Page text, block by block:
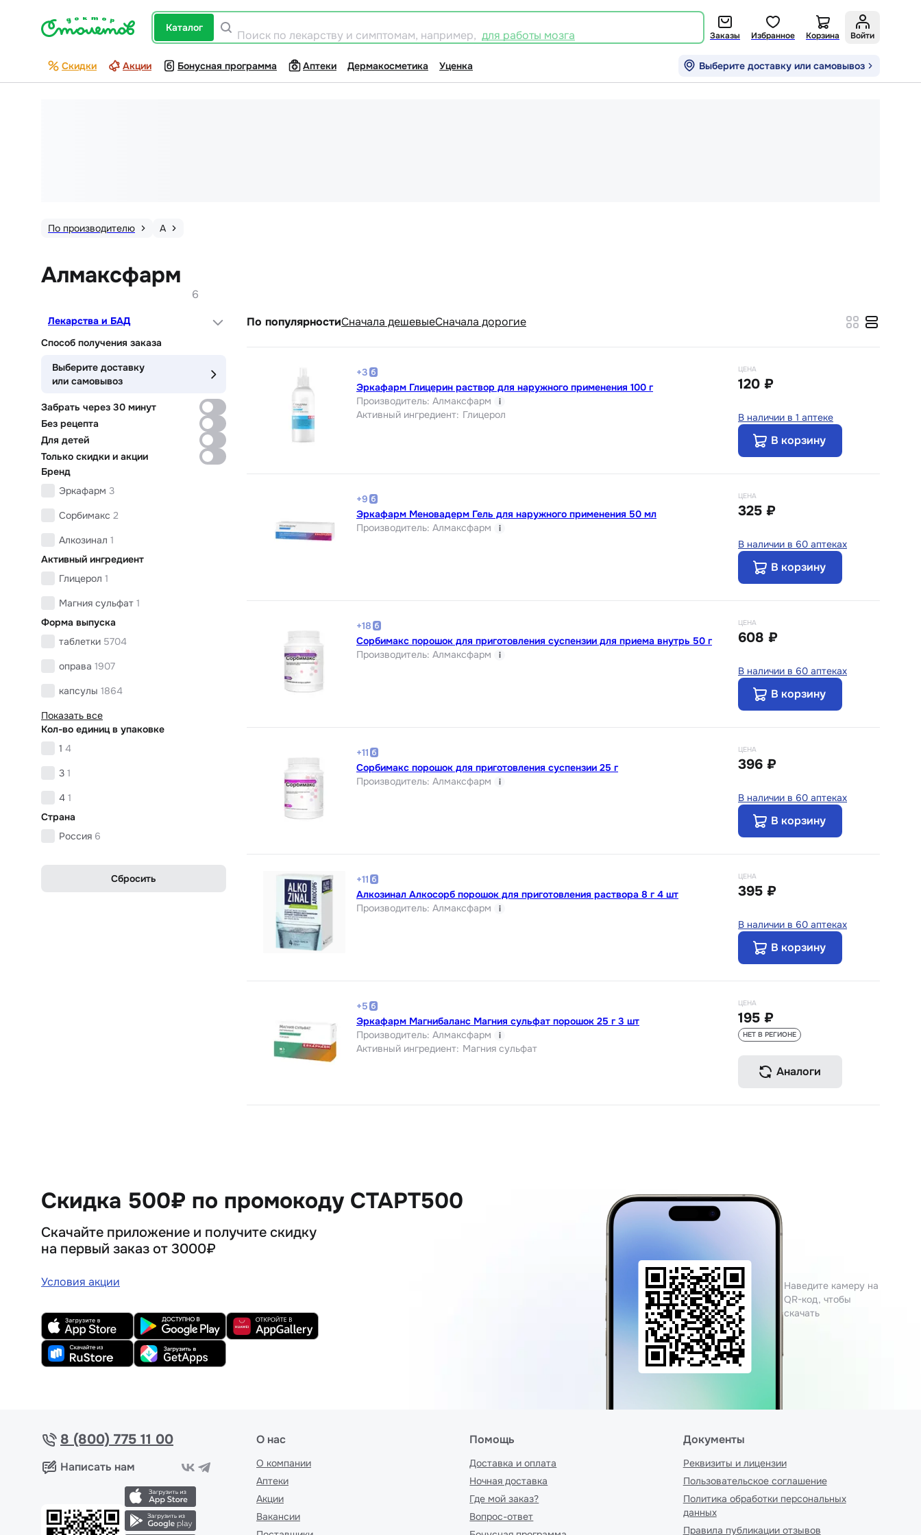
каталог
Поиск по лекарству и симптомам, например, для работы мозга Заказы Избранное Корзина Войти
Скидки Акции Бонусная программа Аптеки Дермакосметика Уценка Выберите доставку или самовывоз
По производителю А
Алмаксфарм
6
Лекарства и БАД
Способ получения заказа
Выберите доставку
или самовывоз
Забрать через 30 минут
Без рецепта
Для детей
Только скидки и акции
Бренд
Эркафарм 3
Сорбимакс 2
Алкозинал 1
Активный ингредиент
Глицерол 1
Магния сульфат 1
Форма выпуска
таблетки 5704
оправа 1907
капсулы 1864
Показать все
Кол-во единиц в упаковке
1 4
3 1
4 1
Страна
Россия 6
Сбросить
По популярностиCначала дешевыеCначала дорогие
+3
Эркафарм Глицерин раствор для наружного применения 100 г
Производитель: Алмаксфарм i
Активный ингредиент: Глицерол
ЦЕНА
120 ₽
В наличии в 1 аптеке
В корзину
+9
Эркафарм Меновадерм Гель для наружного применения 50 мл
Производитель: Алмаксфарм i
ЦЕНА
325 ₽
В наличии в 60 аптеках
В корзину
+18
Сорбимакс порошок для приготовления суспензии для приема внутрь 50 г
Производитель: Алмаксфарм i
ЦЕНА
608 ₽
В наличии в 60 аптеках
В корзину
+11
Сорбимакс порошок для приготовления суспензии 25 г
Производитель: Алмаксфарм i
ЦЕНА
396 ₽
В наличии в 60 аптеках
В корзину
+11
Алкозинал Алкосорб порошок для приготовления раствора 8 г 4 шт
Производитель: Алмаксфарм i
ЦЕНА
395 ₽
В наличии в 60 аптеках
В корзину
+5
Эркафарм Магнибаланс Магния сульфат порошок 25 г 3 шт
Производитель: Алмаксфарм i
Активный ингредиент: Магния сульфат
ЦЕНА
195 ₽
НЕТ В РЕГИОНЕ
Аналоги
Скидка 500₽ по промокоду СТАРТ500
Скачайте приложение и получите скидку
на первый заказ от 3000₽
Условия акции
Наведите камеру на
QR-код, чтобы
скачать
8 (800) 775 11 00
Написать нам
О нас
О компании
Аптеки
Акции
Вакансии
Помощь
Доставка и оплата
Ночная доставка
Где мой заказ?
Вопрос-ответ
Документы
Реквизиты и лицензии
Пользовательское соглашение
Политика обработки персональных
данных
Правила публикации отзывов